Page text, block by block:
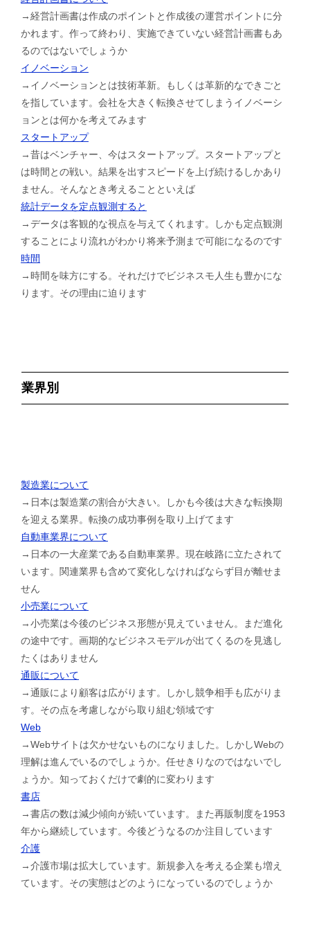
→経営計画書は作成のポイントと作成後の運営ポイントに分
かれます。作って終わり、実施できていない経営計画書もあ
るのではないでしょうか
イノベーション
→イノベーションとは技術革新。もしくは革新的なできごと
を指しています。会社を大きく転換させてしまうイノベーシ
ョンとは何かを考えてみます
スタートアップ
→昔はベンチャー、今はスタートアップ。スタートアップと
は時間との戦い。結果を出すスピードを上げ続けるしかあり
ません。そんなとき考えることといえば
統計データを定点観測すると
→データは客観的な視点を与えてくれます。しかも定点観測
することにより流れがわかり将来予測まで可能になるのです
時間
→時間を味方にする。それだけでビジネスモ人生も豊かにな
ります。その理由に迫ります
業界別
製造業について
→日本は製造業の割合が大きい。しかも今後は大きな転換期
を迎える業界。転換の成功事例を取り上げてます
自動車業界について
→日本の一大産業である自動車業界。現在岐路に立たされて
います。関連業界も含めて変化しなければならず目が離せま
せん
小売業について
→小売業は今後のビジネス形態が見えていません。まだ進化
の途中です。画期的なビジネスモデルが出てくるのを見逃し
たくはありません
通販について
→通販により顧客は広がります。しかし競争相手も広がりま
す。その点を考慮しながら取り組む領域です
Web
→Webサイトは欠かせないものになりました。しかしWebの
理解は進んでいるのでしょうか。任せきりなのではないでし
ょうか。知っておくだけで劇的に変わります
書店
→書店の数は減少傾向が続いています。また再販制度を1953
年から継続しています。今後どうなるのか注目しています
介護
→介護市場は拡大しています。新規参入を考える企業も増え
ています。その実態はどのようになっているのでしょうか